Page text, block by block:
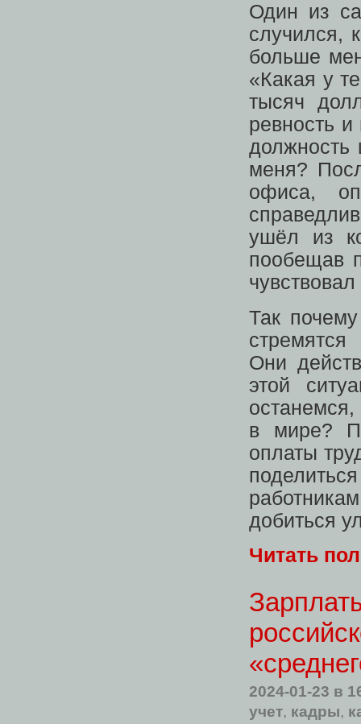
Один из
случился,
больше
«Какая у
тысяч
ревность
должность
меня?
офиса,
ушёл из
пообещав
Так
стремятся
Они
этой
в мире?
оплаты
добиться
Читать
2024-01-23 в
учет, кадры,